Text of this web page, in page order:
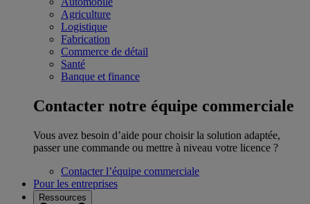
Agriculture
Logistique
Fabrication
Commerce de détail
Santé
Banque et finance
Contacter notre équipe commerciale
Vous avez besoin d’aide pour choisir la solution adaptée,
passer une commande ou mettre à niveau votre licence ?
Contacter l’équipe commerciale
Pour les entreprises
Ressources